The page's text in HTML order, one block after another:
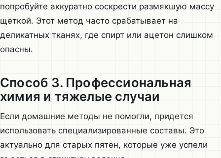
попробуйте аккуратно соскрести размякшую массу
щеткой. Этот метод часто срабатывает на
деликатных тканях, где спирт или ацетон слишком
опасны.
Способ 3. Профессиональная
химия и тяжелые случаи
Если домашние методы не помогли, придется
использовать специализированные составы. Это
актуально для старых пятен, которые уже успели